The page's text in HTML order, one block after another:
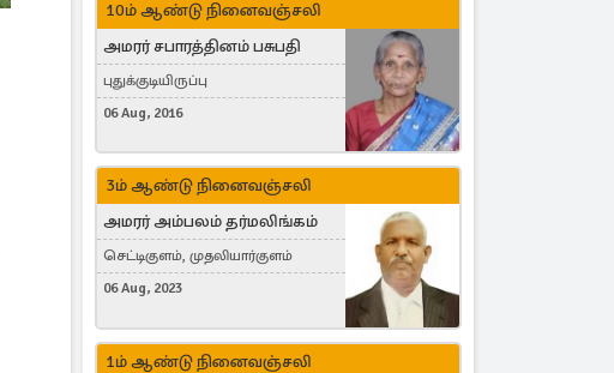
10ம் ஆண்டு நினைவஞ்சலி
அமரர் சபாரத்தினம் பசுபதி
புதுக்குடியிருப்பு
06 Aug, 2016
3ம் ஆண்டு நினைவஞ்சலி
அமரர் அம்பலம் தர்மலிங்கம்
செட்டிகுளம், முதலியார்குளம்
06 Aug, 2023
1ம் ஆண்டு நினைவஞ்சலி